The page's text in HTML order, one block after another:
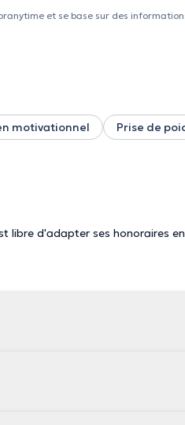
diète » éphémère que vous
les composantes de
les Régions d'Hal, Enghien,
et se base sur des
motivationnel Prise de
libre d'adapter ses honoraires en